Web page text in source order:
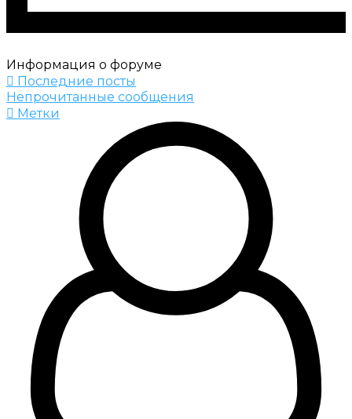
Информация о форуме
Последние посты
Непрочитанные сообщения
Метки